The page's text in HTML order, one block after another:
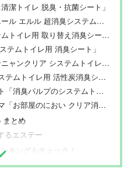
潔トイレ 脱臭・抗菌シート」
ル 超消臭システムトイレ用シート」
り替え消臭シート フローラルの香り付き」
テムトイレ用 消臭シート」
ア システムトイレ用 カーボンシート」
ムトイレ用 活性炭消臭シート」
パルプのシステムトイレシート」
屋のにおい クリア消臭 消臭シート」
まとめ
るエステー
キングもチェック！